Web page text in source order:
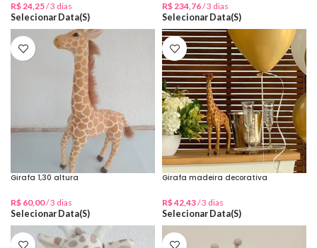
R$24,25/ 3 dias
Selecionar Data(s)
R$234,76/ 3 dias
Selecionar Data(s)
Girafa 1,30 altura
R$ 60,00/ 3 dias
Selecionar Data(s)
Girafa madeira decorativa
R$42,43/ 3 dias
Selecionar Data(s)